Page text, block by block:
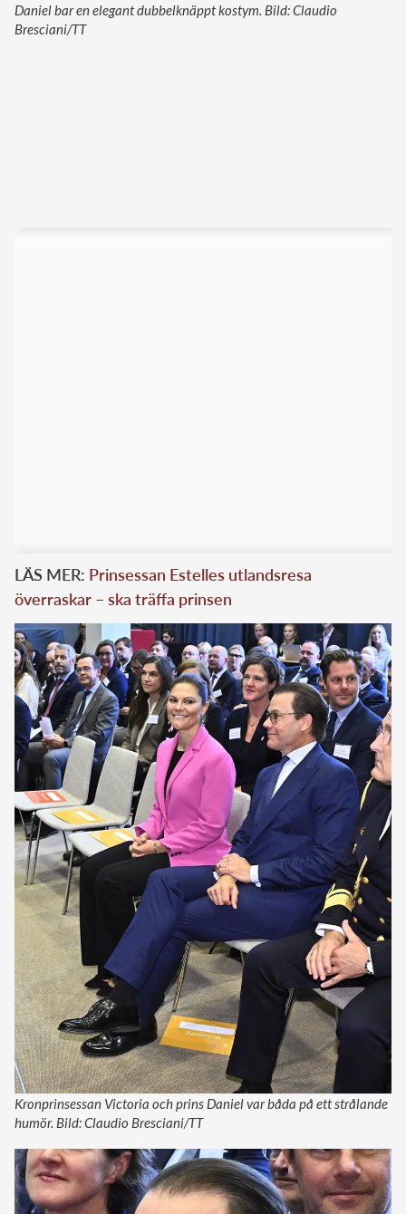
Daniel bar en elegant dubbelknäppt kostym. Bild: Claudio
Bresciani/TT
LÄS MER: Prinsessan Estelles utlandsresa
överraskar – ska träffa prinsen
Kronprinsessan Victoria och prins Daniel var båda på ett strålande
humör. Bild: Claudio Bresciani/TT